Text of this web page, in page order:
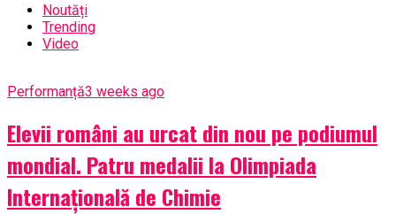
Noutăți
Trending
Video
Performanță3 weeks ago
Elevii români au urcat din nou pe podiumul
mondial. Patru medalii la Olimpiada
Internațională de Chimie